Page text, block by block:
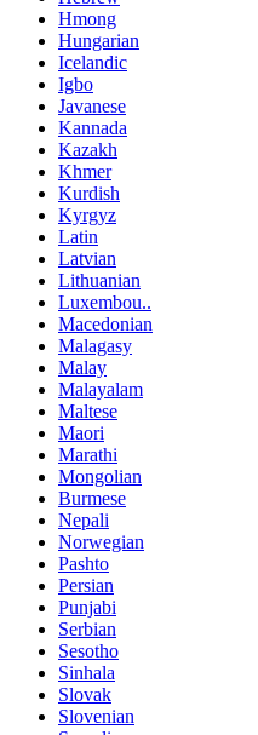
Hmong
Hungarian
Icelandic
Igbo
Javanese
Kannada
Kazakh
Khmer
Kurdish
Kyrgyz
Latin
Latvian
Lithuanian
Luxembou..
Macedonian
Malagasy
Malay
Malayalam
Maltese
Maori
Marathi
Mongolian
Burmese
Nepali
Norwegian
Pashto
Persian
Punjabi
Serbian
Sesotho
Sinhala
Slovak
Slovenian